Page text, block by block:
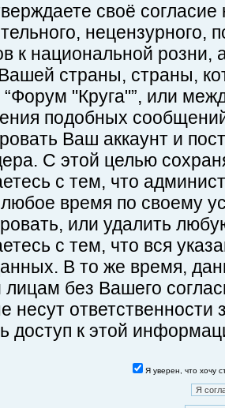
своё
нецензурного,
к национальной
страны, страны,
"Круга"”, или
подобных
Ваш аккаунт и
С этой целью
с тем, что
время по своему
или удалить
с тем, что вся
В то же время,
лицам без Вашего
несут ответственности
доступ к этой
Я уверен, что хочу